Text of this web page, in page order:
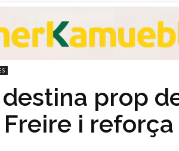
prop
Freire i